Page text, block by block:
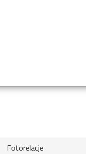
Fotorelacje